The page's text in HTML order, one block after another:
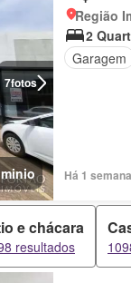
7fotos
Região
2
Garagem
Há 1
e chácara
resultados